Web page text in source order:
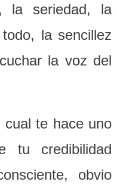
la seriedad, la
la sencillez
la voz del
te hace uno
tu credibilidad
obvio